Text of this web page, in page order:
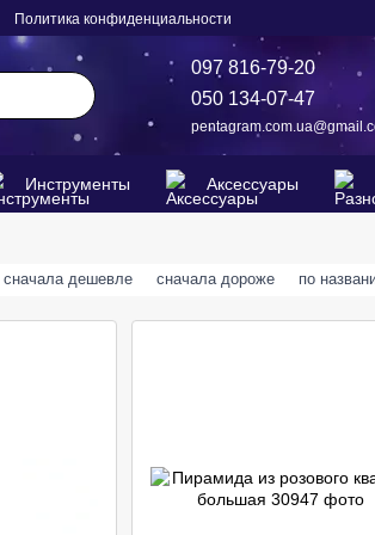
Политика конфиденциальности
097 816-79-20
050 134-07-47
Инструменты Аксессуары
сначала дешевле сначала дороже по